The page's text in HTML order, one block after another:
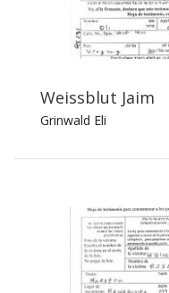
Weissblut Jaim
Grinwald Eli